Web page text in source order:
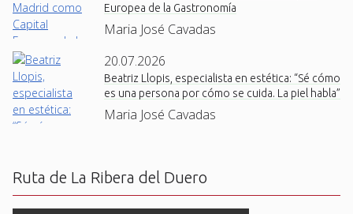
Europea de la Gastronomía
Maria José Cavadas
20.07.2026
Beatriz Llopis, especialista en estética: “Sé cómo
es una persona por cómo se cuida. La piel habla”
Maria José Cavadas
Ruta de La Ribera del Duero